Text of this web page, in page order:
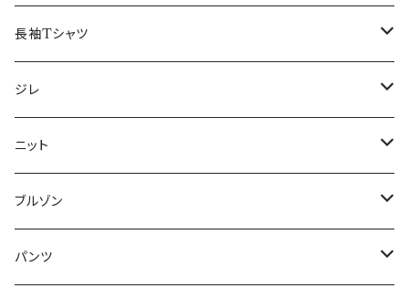
50/XL～
48/L
50/XL～
46/M
48/L
50/XL～
～44/S
46/M
48/L
50/XL～
長袖Tシャツ
～44/S
46/M
48/L
50/XL～
ジレ
～44/S
46/M
48/L
ニット
～44/S
46/M
ブルゾン
～44/S
パンツ